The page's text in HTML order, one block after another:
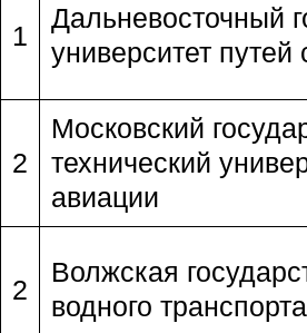
1
Дальневосточный
университет
2
Московский
технический
авиации
2
Волжская
водного транспорта